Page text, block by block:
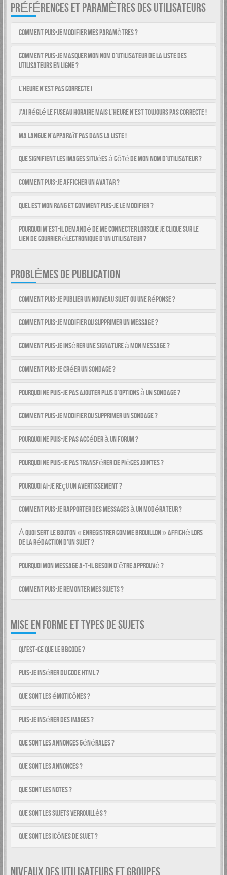
PRÉFÉRENCES ET PARAMÈTRES DES UTILISATEURS
Comment puis-je modifier mes paramètres ?
Comment puis-je masquer mon nom d’utilisateur de la liste des
utilisateurs en ligne ?
L’heure n’est pas correcte !
J’ai réglé le fuseau horaire mais l’heure n’est toujours pas correcte !
Ma langue n’apparaît pas dans la liste !
Que signifient les images situées à côté de mon nom d’utilisateur ?
Comment puis-je afficher un avatar ?
Quel est mon rang et comment puis-je le modifier ?
Pourquoi m’est-il demandé de me connecter lorsque je clique sur le
lien de courrier électronique d’un utilisateur ?
PROBLÈMES DE PUBLICATION
Comment puis-je publier un nouveau sujet ou une réponse ?
Comment puis-je modifier ou supprimer un message ?
Comment puis-je insérer une signature à mon message ?
Comment puis-je créer un sondage ?
Pourquoi ne puis-je pas ajouter plus d’options à un sondage ?
Comment puis-je modifier ou supprimer un sondage ?
Pourquoi ne puis-je pas accéder à un forum ?
Pourquoi ne puis-je pas transférer de pièces jointes ?
Pourquoi ai-je reçu un avertissement ?
Comment puis-je rapporter des messages à un modérateur ?
À quoi sert le bouton « Enregistrer comme brouillon » affiché lors
de la rédaction d’un sujet ?
Pourquoi mon message a-t-il besoin d’être approuvé ?
Comment puis-je remonter mes sujets ?
MISE EN FORME ET TYPES DE SUJETS
Qu’est-ce que le BBCode ?
Puis-je insérer du code HTML ?
Que sont les émoticônes ?
Puis-je insérer des images ?
Que sont les annonces générales ?
Que sont les annonces ?
Que sont les notes ?
Que sont les sujets verrouillés ?
Que sont les icônes de sujet ?